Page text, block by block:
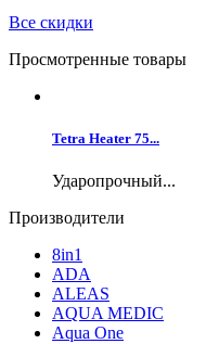
Все скидки
Просмотренные товары
Tetra Heater 75...
Ударопрочный...
Производители
8in1
ADA
ALEAS
AQUA MEDIC
Aqua One